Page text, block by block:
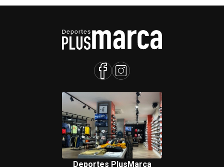
Deportes PlusMarca